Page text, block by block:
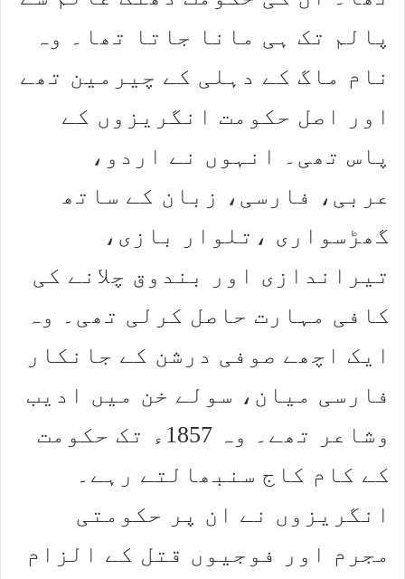
پالم تک ہی مانا جاتا تھا۔ وہ
نام ماگ کے دہلی کے چیرمین تھے
اور اصل حکومت انگریزوں کے
پاس تھی۔ انہوں نے اردو،
عربی، فارسی، زبان کے ساتھ
گھڑسواری ،تلوار بازی،
تیراندازی اور بندوق چلانے کی
کافی مہارت حاصل کرلی تھی۔ وہ
ایک اچھے صوفی درشن کے جانکار
فارسی میان، سولے خن میں ادیب
وشاعر تھے۔ وہ 1857ء تک حکومت
کے کام کاج سنبھالتے رہے۔
انگریزوں نے ان پر حکومتی
مجرم اور فوجیوں قتل کے الزام